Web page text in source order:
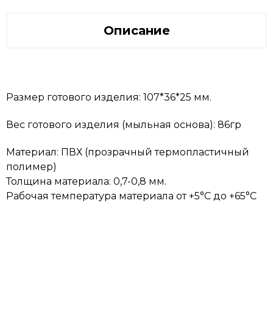
Описание
Размер готового изделия: 107*36*25 мм.
Вес готового изделия (мыльная основа): 86гр
Материал: ПВХ (прозрачный термопластичный
полимер)
Толщина материала: 0,7-0,8 мм.
Рабочая температура материала от +5°C до +65°C